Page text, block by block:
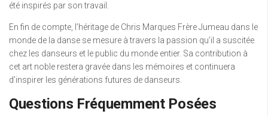
été inspirés par son travail.
En fin de compte, l’héritage de Chris Marques Frère Jumeau dans le
monde de la danse se mesure à travers la passion qu’il a suscitée
chez les danseurs et le public du monde entier. Sa contribution à
cet art noble restera gravée dans les mémoires et continuera
d’inspirer les générations futures de danseurs.
Questions Fréquemment Posées